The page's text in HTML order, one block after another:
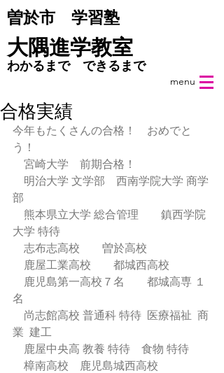
​曽於市 学習塾
​大隅進学教室
わかるまで できるまで
menu
合格実績
今年もたくさんの合格！　おめでと
う！
宮崎大学　前期合格！
明治大学 文学部　西南学院大学 商学
部
熊本県立大学 総合管理　　鎮西学院
大学 特待
志布志高校　　曽於高校
鹿屋工業高校　　都城西高校
鹿児島第一高校７名　　都城高専 １
名
尚志館高校 普通科 特待  医療福祉  商
業  建工
鹿屋中央高 教養 特待　食物 特待
樟南高校　鹿児島城西高校